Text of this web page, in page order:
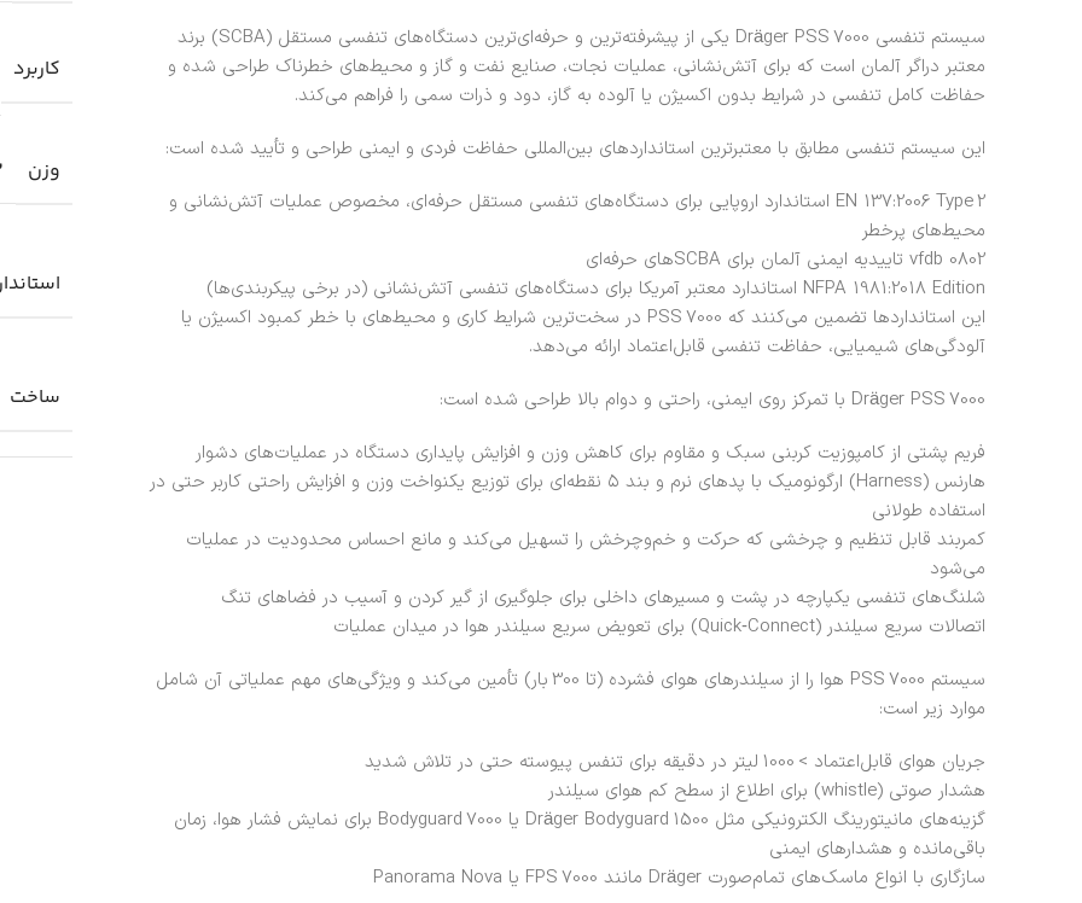
سیستم تنفسی Dräger PSS 7000 یکی از پیشرفته‌ترین و حرفه‌ای‌ترین دستگاه‌های تنفسی مستقل (SCBA) برند
معتبر دراگر آلمان است که برای آتش‌نشانی، عملیات نجات، صنایع نفت و گاز و محیط‌های خطرناک طراحی شده و
حفاظت کامل تنفسی در شرایط بدون اکسیژن یا آلوده به گاز، دود و ذرات سمی را فراهم می‌کند.
این سیستم تنفسی مطابق با معتبرترین استانداردهای بین‌المللی حفاظت فردی و ایمنی طراحی و تأیید شده است:
EN 137:2006 Type 2 استاندارد اروپایی برای دستگاه‌های تنفسی مستقل حرفه‌ای، مخصوص عملیات آتش‌نشانی و
محیط‌های پرخطر
vfdb 0802 تاییدیه ایمنی آلمان برای SCBAهای حرفه‌ای
NFPA 1981:2018 Edition استاندارد معتبر آمریکا برای دستگاه‌های تنفسی آتش‌نشانی (در برخی پیکربندی‌ها)
این استانداردها تضمین می‌کنند که PSS 7000 در سخت‌ترین شرایط کاری و محیط‌های با خطر کمبود اکسیژن یا
آلودگی‌های شیمیایی، حفاظت تنفسی قابل‌اعتماد ارائه می‌دهد.
Dräger PSS 7000 با تمرکز روی ایمنی، راحتی و دوام بالا طراحی شده است:
فریم پشتی از کامپوزیت کربنی سبک و مقاوم برای کاهش وزن و افزایش پایداری دستگاه در عملیات‌های دشوار
هارنس (Harness) ارگونومیک با پدهای نرم و بند ۵ نقطه‌ای برای توزیع یکنواخت وزن و افزایش راحتی کاربر حتی در
استفاده طولانی
کمربند قابل تنظیم و چرخشی که حرکت و خم‌وچرخش را تسهیل می‌کند و مانع احساس محدودیت در عملیات
می‌شود
شلنگ‌های تنفسی یکپارچه در پشت و مسیرهای داخلی برای جلوگیری از گیر کردن و آسیب در فضاهای تنگ
اتصالات سریع سیلندر (Quick‑Connect) برای تعویض سریع سیلندر هوا در میدان عملیات
سیستم PSS 7000 هوا را از سیلندرهای هوای فشرده (تا 300 بار) تأمین می‌کند و ویژگی‌های مهم عملیاتی آن شامل
موارد زیر است:
جریان هوای قابل‌اعتماد > 1000 لیتر در دقیقه برای تنفس پیوسته حتی در تلاش شدید
هشدار صوتی (whistle) برای اطلاع از سطح کم هوای سیلندر
گزینه‌های مانیتورینگ الکترونیکی مثل Dräger Bodyguard 1500 یا Bodyguard 7000 برای نمایش فشار هوا، زمان
باقی‌مانده و هشدارهای ایمنی
سازگاری با انواع ماسک‌های تمام‌صورت Dräger مانند FPS 7000 یا Panorama Nova
کاربرد
وزن
ساخت